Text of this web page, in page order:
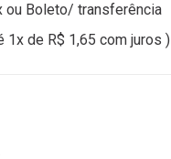
ou Boleto/ transferência
1x de R$ 1,65 com juros )